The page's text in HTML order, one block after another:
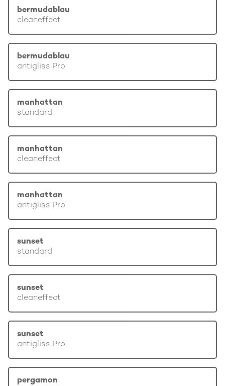
bermudablau
cleaneffect
bermudablau
antigliss Pro
manhattan
standard
manhattan
cleaneffect
manhattan
antigliss Pro
sunset
standard
sunset
cleaneffect
sunset
antigliss Pro
pergamon